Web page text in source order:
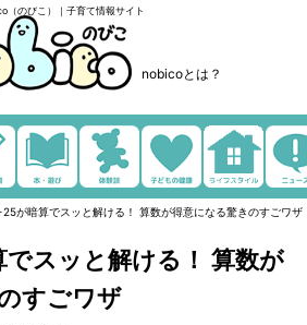
（のびこ）｜子育て情報サイト
nobicoとは？
が暗算でスッと解ける！ 算数が得意になる驚きのすごワザ
スッと解ける！ 算数が
すごワザ